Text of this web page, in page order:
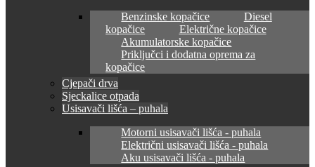
Benzinske kopačice
Diesel
kopačice
Električne kopačice
Akumulatorske kopačice
Priključci i dodatna oprema za
kopačice
Cjepači drva
Sjeckalice otpada
Usisavači lišća – puhala
Motorni usisavači lišća - puhala
Električni usisavači lišća - puhala
Aku usisavači lišća - puhala